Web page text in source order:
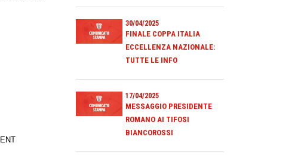
30/04/2025
FINALE COPPA ITALIA
ECCELLENZA NAZIONALE:
TUTTE LE INFO
17/04/2025
MESSAGGIO PRESIDENTE
ROMANO AI TIFOSI
BIANCOROSSI